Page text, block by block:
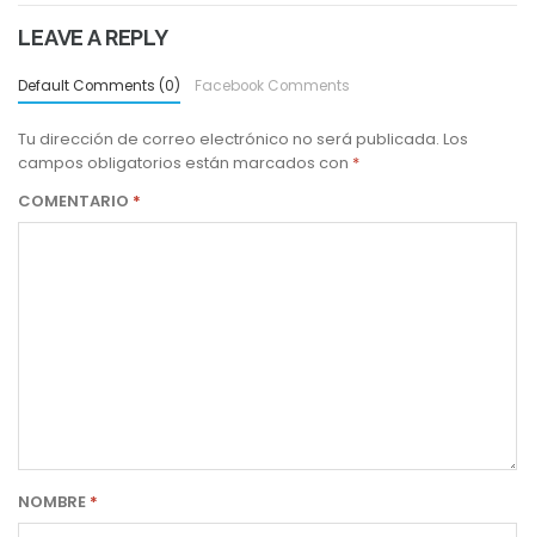
LEAVE A REPLY
Default Comments (0) Facebook Comments
Tu dirección de correo electrónico no será publicada. Los
campos obligatorios están marcados con *
COMENTARIO *
NOMBRE *